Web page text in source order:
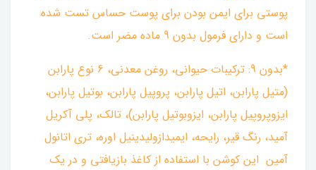
پوستی برای ایمن بودن برای پوست حساس تست شده
است و دارای فرمول بدون 9 ماده مضر است.
*بدون 9: ترکیبات حیوانی، روغن معدنی، 6 نوع پارابن
(متیل پارابن، اتیل پارابن، پروپیل پارابن، بوتیل پارابن،
ایزوپروپیل پارابن، ایزوبوتیل پارابن)، تالک، پلی آکریل
آمید، رنگ قیر، رایحه، ایمیدازولیدینیل اوره، تری اتانول
آمین ‌ این کوشن با استفاده از کاغذ بازیافتی و در یک